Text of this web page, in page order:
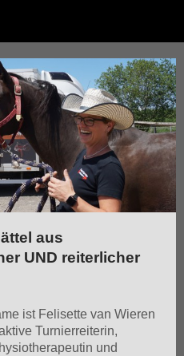
aus
UND reiterlicher
ist Felisette van Wieren
Turnierreiterin,
und